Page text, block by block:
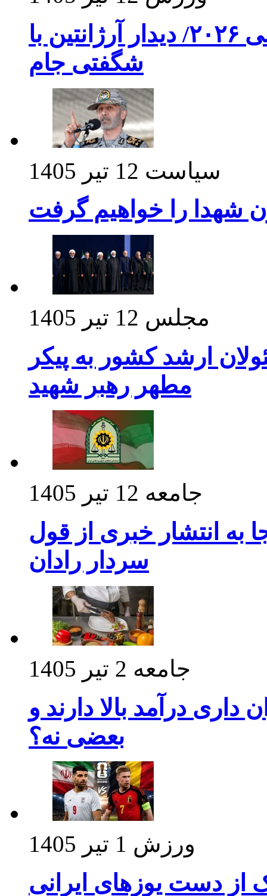
برنامه بازی های امشب جام جهانی ۲۰۲۶/ دیدار آرژانتین با
شگفتی جام
سیاست 12 تیر 1405
شهدا را خواهیم گرفت
مجلس 12 تیر 1405
ارشد کشور به پیکر
مطهر رهبر شهید
جامعه 12 تیر 1405
به انتشار خبری از قول
سردار رادان
جامعه 2 تیر 1405
درآمد بالا دارند و
بعضی نه؟
ورزش 1 تیر 1405
از دست یوزهای ایرانی